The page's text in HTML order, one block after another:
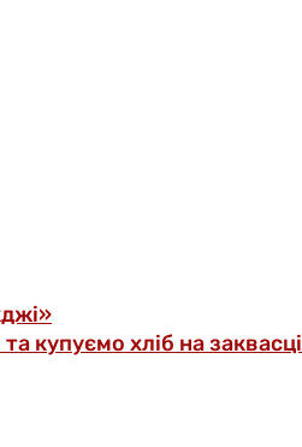
купуємо хліб на заквасці